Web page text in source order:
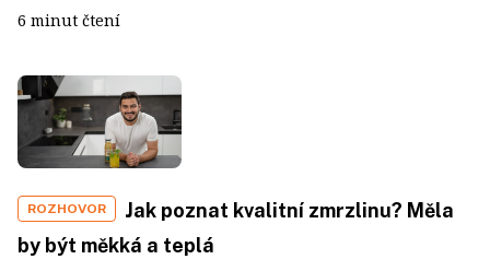
6 minut čtení
ROZHOVOR
Jak poznat kvalitní zmrzlinu? Měla
by být měkká a teplá